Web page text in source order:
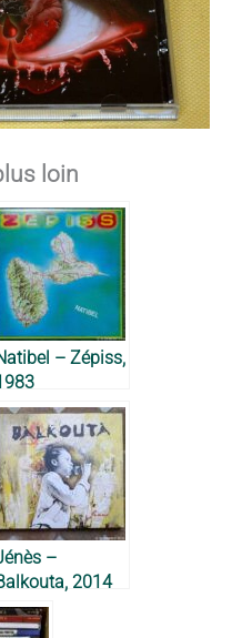
loin
– Zépiss,
–
2014